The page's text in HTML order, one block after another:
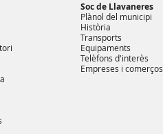
Soc de Llavaneres
Plànol del municipi
Història
Transports
Equipaments
Telèfons d'interès
Empreses i comerços